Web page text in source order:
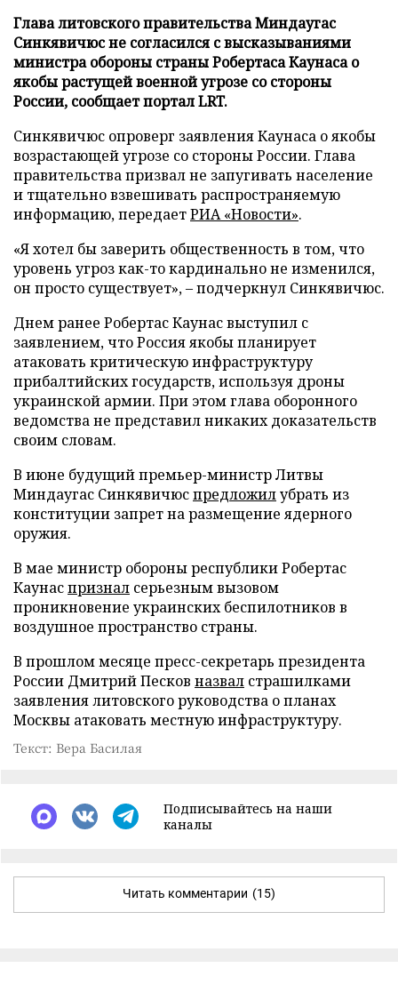
Глава литовского правительства Миндаугас
Синкявичюс не согласился с высказываниями
министра обороны страны Робертаса Каунаса о
якобы растущей военной угрозе со стороны
России, сообщает портал LRT.
Синкявичюс опроверг заявления Каунаса о якобы
возрастающей угрозе со стороны России. Глава
правительства призвал не запугивать население
и тщательно взвешивать распространяемую
информацию, передаетРИА «Новости».
«Я хотел бы заверить общественность в том, что
уровень угроз как-то кардинально не изменился,
он просто существует», – подчеркнул Синкявичюс.
Днем ранее Робертас Каунас выступил с
заявлением, что Россия якобы планирует
атаковать критическую инфраструктуру
прибалтийских государств, используя дроны
украинской армии. При этом глава оборонного
ведомства не представил никаких доказательств
своим словам.
В июне будущий премьер-министр Литвы
Миндаугас Синкявичюспредложилубрать из
конституции запрет на размещение ядерного
оружия.
В мае министр обороны республики Робертас
Каунаспризнал серьезным вызовом
проникновение украинских беспилотников в
воздушное пространство страны.
В прошлом месяце пресс-секретарь президента
России Дмитрий Песков назвал страшилками
заявления литовского руководства о планах
Москвы атаковать местную инфраструктуру.
Текст: Вера Басилая
Подписывайтесь на наши
каналы
Читать комментарии (15)